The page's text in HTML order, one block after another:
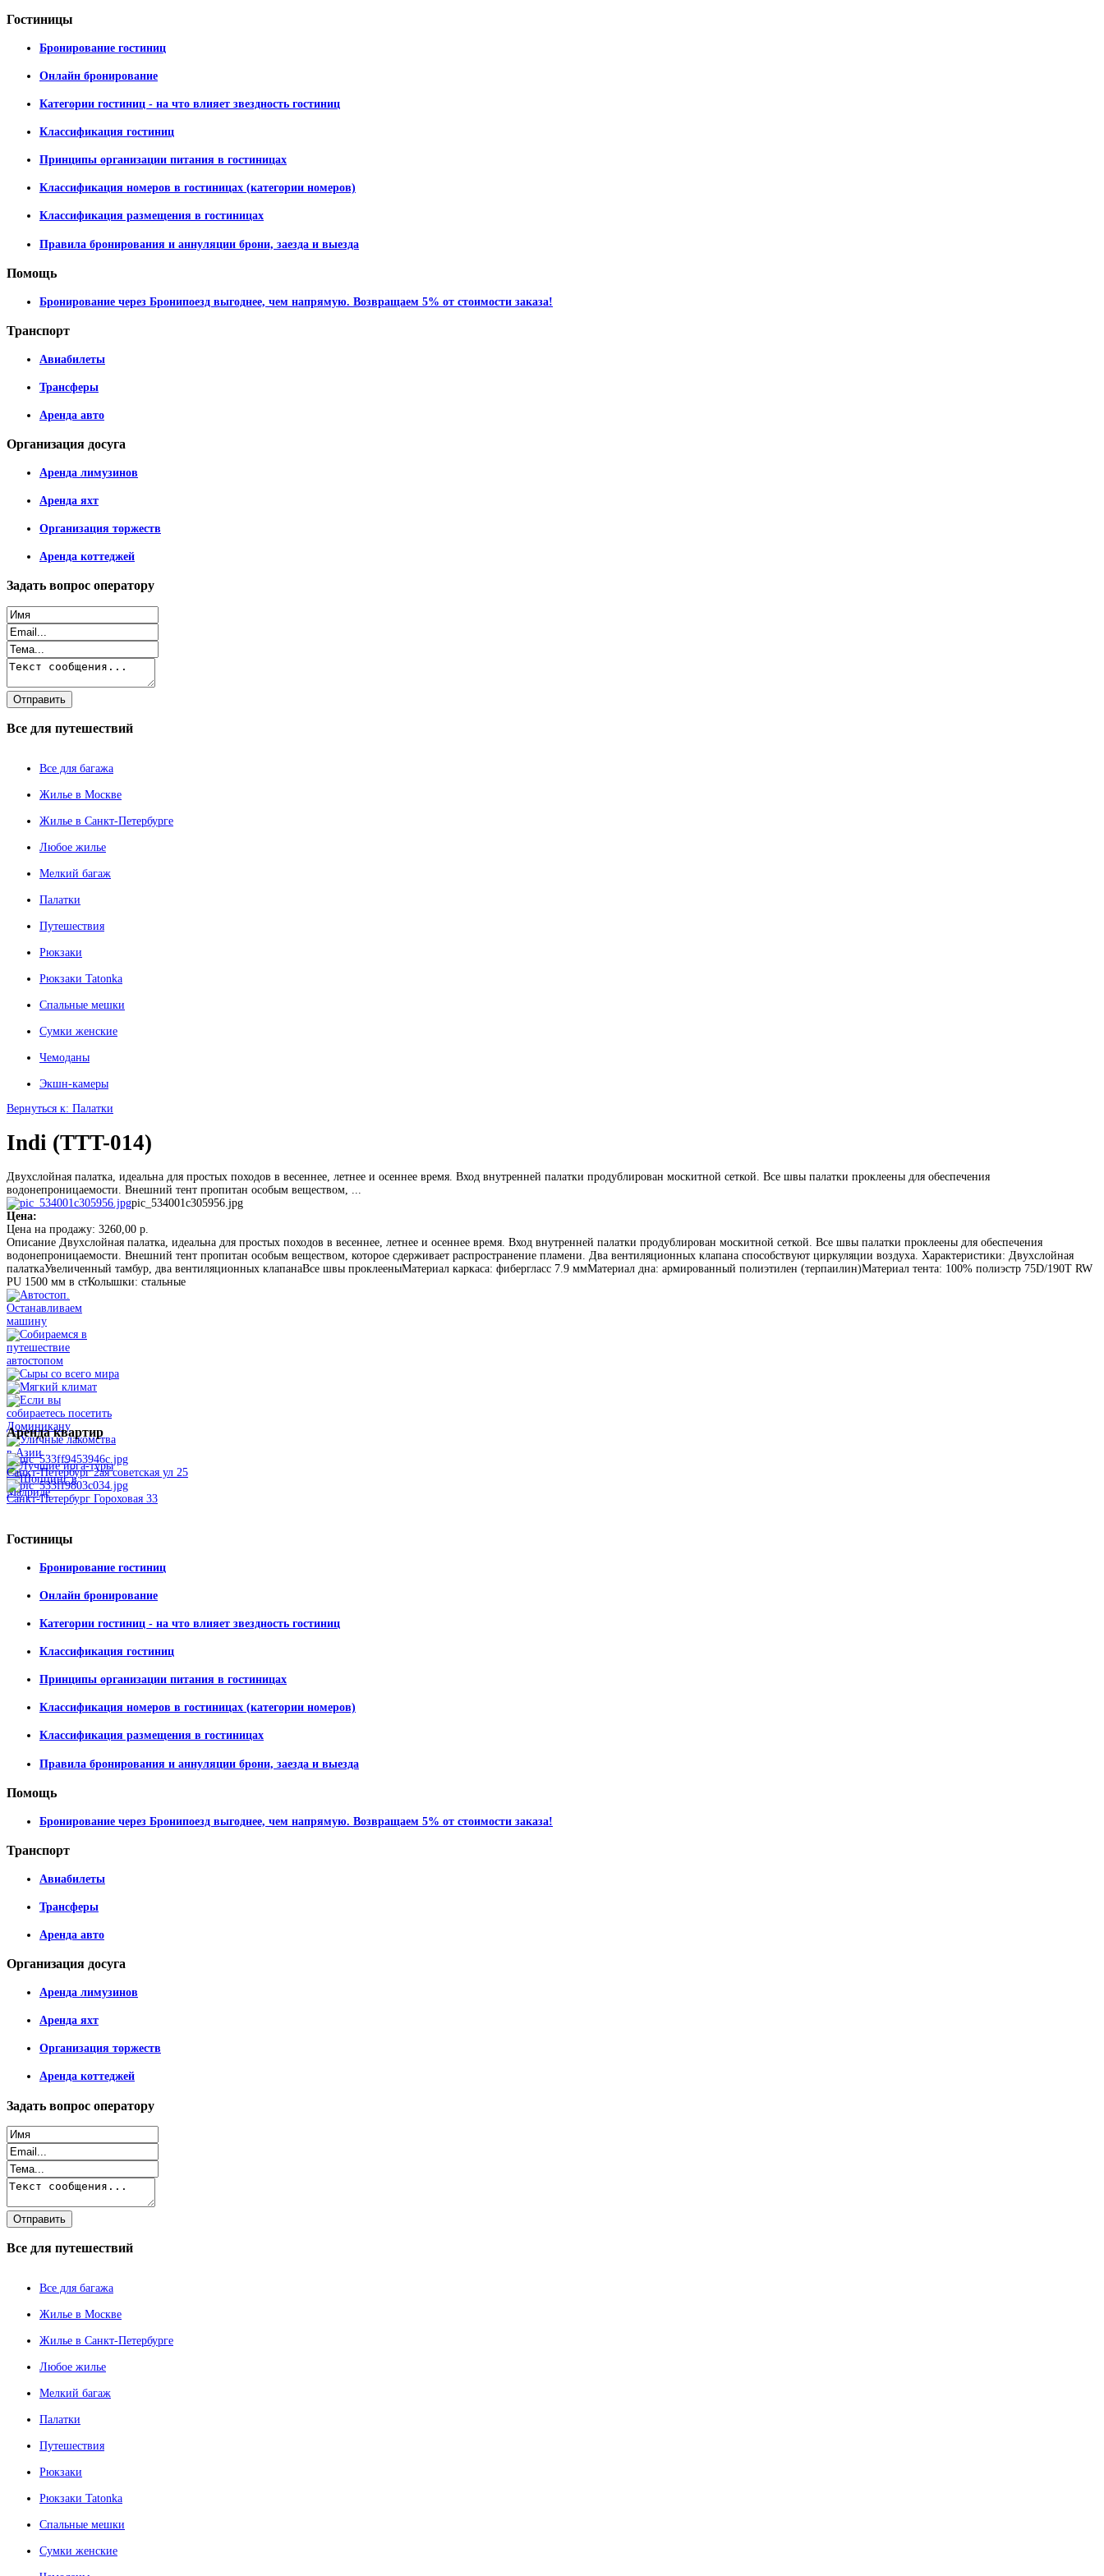
Гостиницы
Бронирование гостиниц
Онлайн бронирование
Категории гостиниц - на что влияет звездность гостиниц
Классификация гостиниц
Принципы организации питания в гостиницах
Классификация номеров в гостиницах (категории номеров)
Классификация размещения в гостиницах
Правила бронирования и аннуляции брони, заезда и выезда
Помощь
Бронирование через Бронипоезд выгоднее, чем напрямую. Возвращаем 5% от стоимости заказа!
Транспорт
Авиабилеты
Трансферы
Аренда авто
Организация досуга
Аренда лимузинов
Аренда яхт
Организация торжеств
Аренда коттеджей
Задать вопрос оператору
Все для путешествий
Все для багажа
Жилье в Москве
Жилье в Санкт-Петербурге
Любое жилье
Мелкий багаж
Палатки
Путешествия
Рюкзаки
Рюкзаки Tatonka
Спальные мешки
Сумки женские
Чемоданы
Экшн-камеры
Вернуться к: Палатки
Indi (TTT-014)
Двухслойная палатка, идеальна для простых походов в весеннее, летнее и осеннее время. Вход внутренней палатки продублирован москитной сеткой. Все швы палатки проклеены для обеспечения
водонепроницаемости. Внешний тент пропитан особым веществом, ...
pic_534001c305956.jpg
Цена:
Цена на продажу: 3260,00 р.
Описание Двухслойная палатка, идеальна для простых походов в весеннее, летнее и осеннее время. Вход внутренней палатки продублирован москитной сеткой. Все швы палатки проклеены для обеспечения
водонепроницаемости. Внешний тент пропитан особым веществом, которое сдерживает распространение пламени. Два вентиляционных клапана способствуют циркуляции воздуха. Характеристики: Двухслойная
палаткаУвеличенный тамбур, два вентиляционных клапанаВсе швы проклееныМатериал каркаса: фибергласс 7.9 ммМатериал дна: армированный полиэтилен (терпаилин)Материал тента: 100% полиэстр 75D/190T RW
PU 1500 мм в стКолышки: стальные
Арендаквартир
Санкт-Петербург 2ая советская ул 25
Санкт-Петербург Гороховая 33
Гостиницы
Бронирование гостиниц
Онлайн бронирование
Категории гостиниц - на что влияет звездность гостиниц
Классификация гостиниц
Принципы организации питания в гостиницах
Классификация номеров в гостиницах (категории номеров)
Классификация размещения в гостиницах
Правила бронирования и аннуляции брони, заезда и выезда
Помощь
Бронирование через Бронипоезд выгоднее, чем напрямую. Возвращаем 5% от стоимости заказа!
Транспорт
Авиабилеты
Трансферы
Аренда авто
Организация досуга
Аренда лимузинов
Аренда яхт
Организация торжеств
Аренда коттеджей
Задать вопрос оператору
Все для путешествий
Все для багажа
Жилье в Москве
Жилье в Санкт-Петербурге
Любое жилье
Мелкий багаж
Палатки
Путешествия
Рюкзаки
Рюкзаки Tatonka
Спальные мешки
Сумки женские